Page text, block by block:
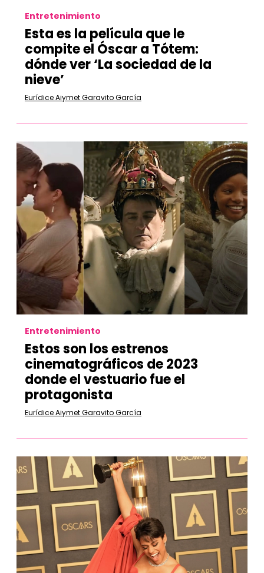
Entretenimiento
Esta es la película que le
compite el Óscar a Tótem:
dónde ver ‘La sociedad de la
nieve’
Eurídice Aiymet Garavito García
Entretenimiento
Estos son los estrenos
cinematográficos de 2023
donde el vestuario fue el
protagonista
Eurídice Aiymet Garavito García